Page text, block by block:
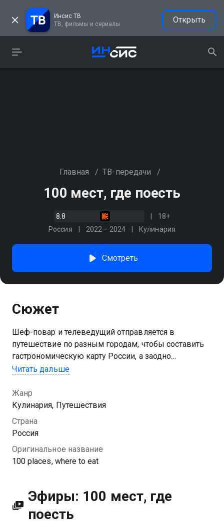
Инсис ТВ
ТВ, фильмы и сериалы
Открыть
Главная / ТВ-передачи /
100 мест, где поесть
8.8
18+
Россия
2022 – 2024 Кулинария
Смотреть
Сюжет
Шеф-повар и телеведущий отправляется в
путешествие по разным городам, чтобы составить
гастрономическую карту России, а заодно
попробовать что-то необычное
Читать дальше
Жанр
Кулинария, Путешествия
Страна
Россия
Оригинальное название
100 places, where to eat
Эфиры: 100 мест, где
поесть